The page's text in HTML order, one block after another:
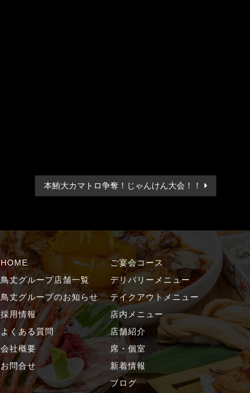
本鮪大カマトロ争奪！じゃんけん大会！！
HOME
鳥丈グループ店舗一覧
鳥丈グループのお知らせ
採用情報
よくある質問
会社概要
お問合せ
ご宴会コース
デリバリーメニュー
テイクアウトメニュー
店内メニュー
店舗紹介
席・個室
新着情報
ブログ